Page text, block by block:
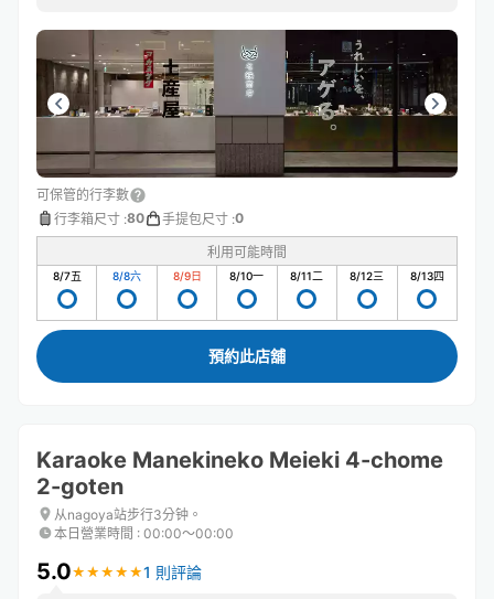
可保管的行李數
行李箱尺寸 :80 手提包尺寸 :0
利用可能時間
8/7五 8/8六 8/9日 8/10一 8/11二 8/12三 8/13四
預約此店舖
Karaoke Manekineko Meieki 4-chome
2-goten
从nagoya站步行3分钟。
本日營業時間 : 00:00〜00:00
5.0★ ★ ★ ★ ★
★ ★ ★ ★ ★1 則評論